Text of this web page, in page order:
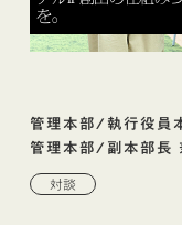
を。
管理本部/執行役員
管理本部/副本部長
対談